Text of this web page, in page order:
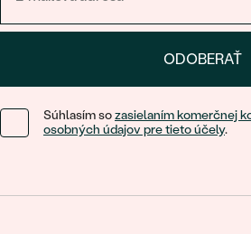
ODOBERAŤ
Súhlasím sozasielaním komerčnej
osobných údajov pre tieto účely.